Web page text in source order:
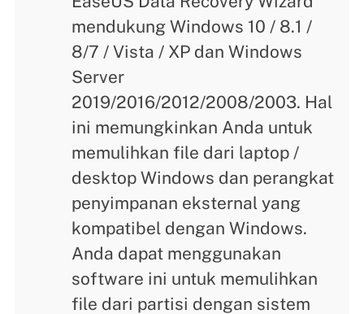
mendukung Windows 10 / 8.1 /
8/7 / Vista / XP dan Windows
Server
2019/2016/2012/2008/2003. Hal
ini memungkinkan Anda untuk
memulihkan file dari laptop /
desktop Windows dan perangkat
penyimpanan eksternal yang
kompatibel dengan Windows.
Anda dapat menggunakan
software ini untuk memulihkan
file dari partisi dengan sistem